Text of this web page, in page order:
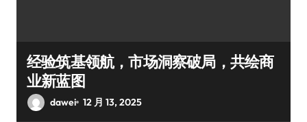
经验筑基领航，市场洞察破局，共绘商
业新蓝图
dawei 12 月 13, 2025